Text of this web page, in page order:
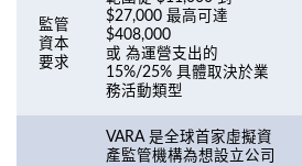
監管
資本
要求
$27,000 最高可達
$408,000
或 為運營支出的
15%/25% 具體取決於業
務活動類型
VARA 是全球首家虛擬資
產監管機構為想設立公司